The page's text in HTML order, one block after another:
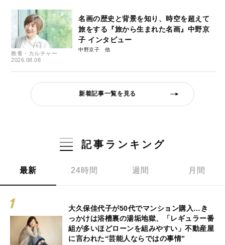
教養・カルチャー
2026.08.08
名画の歴史と背景を知り、時空を超えて
旅をする『旅から生まれた名画』中野京
子 インタビュー
中野京子
新着記事一覧を見る
記事ランキング
最新 24時間 週間 月間
大久保佳代子が50代でマンション購入…き
っかけは浴槽裏の湯垢地獄、「レギュラー番
組が多いほどローンを組みやすい」不動産屋
に言われた“芸能人ならではの事情”